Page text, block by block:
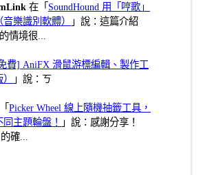
在「 SoundHound 用「哼歌」
樂識別軟體）
」說：這篇介紹
情境很...
費] AniFX 滑鼠游標編輯、製作工
」說：ㄎ
Picker Wheel 線上隨機抽籤工具，
主題輪盤！
」說：感謝分享！
確...